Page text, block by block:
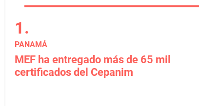
PANAMÁ
MEF ha entregado más de 65 mil
certificados del Cepanim